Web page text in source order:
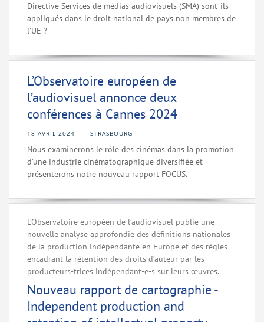
Directive Services de médias audiovisuels (SMA) sont-ils
appliqués dans le droit national de pays non membres de
l’UE ?
L’Observatoire européen de
l’audiovisuel annonce deux
conférences à Cannes 2024
18 AVRIL 2024 STRASBOURG
Nous examinerons le rôle des cinémas dans la promotion
d’une industrie cinématographique diversifiée et
présenterons notre nouveau rapport FOCUS.
L’Observatoire européen de l’audiovisuel publie une
nouvelle analyse approfondie des définitions nationales
de la production indépendante en Europe et des règles
encadrant la rétention des droits d’auteur par les
producteurs-trices indépendant-e-s sur leurs œuvres.
Nouveau rapport de cartographie -
Independent production and